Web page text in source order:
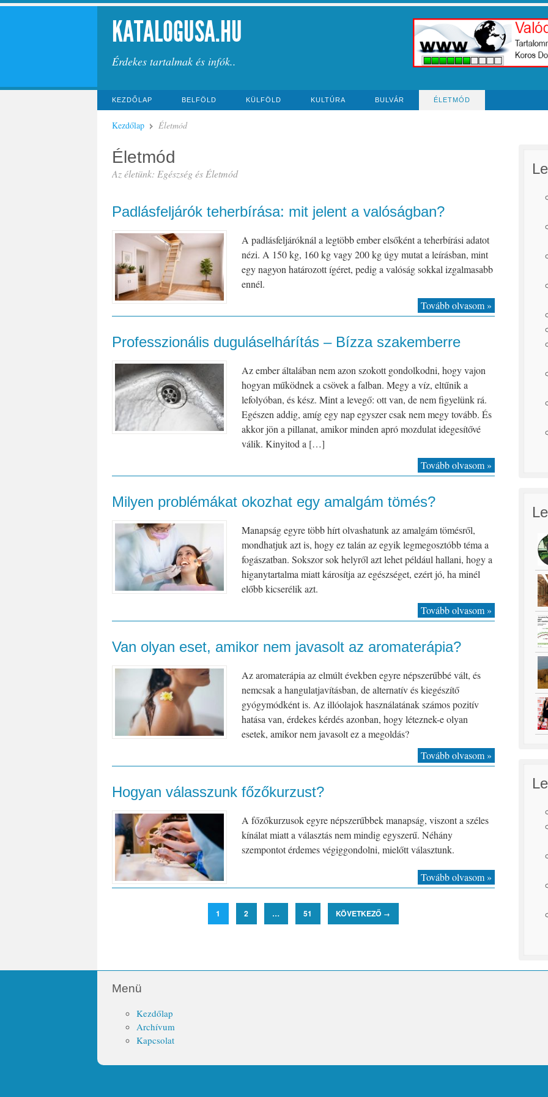
KATALOGUSA.HU
Érdekes tartalmak és infók..
KEZDŐLAP BELFÖLD KÜLFÖLD KULTÚRA BULVÁR ÉLETMÓD
Kezdőlap Életmód
Életmód
Az életünk: Egészség és Életmód
Padlásfeljárók teherbírása: mit jelent a valóságban?
A padlásfeljáróknál a legtöbb ember elsőként a teherbírási adatot
nézi. A 150 kg, 160 kg vagy 200 kg úgy mutat a leírásban, mint
egy nagyon határozott ígéret, pedig a valóság sokkal izgalmasabb
ennél.
Tovább olvasom »
Professzionális duguláselhárítás – Bízza szakemberre
Az ember általában nem azon szokott gondolkodni, hogy vajon
hogyan működnek a csövek a falban. Megy a víz, eltűnik a
lefolyóban, és kész. Mint a levegő: ott van, de nem figyelünk rá.
Egészen addig, amíg egy nap egyszer csak nem megy tovább. És
akkor jön a pillanat, amikor minden apró mozdulat idegesítővé
válik. Kinyitod a […]
Tovább olvasom »
Milyen problémákat okozhat egy amalgám tömés?
Manapság egyre több hírt olvashatunk az amalgám tömésről,
mondhatjuk azt is, hogy ez talán az egyik legmegosztóbb téma a
fogászatban. Sokszor sok helyről azt lehet például hallani, hogy a
higanytartalma miatt károsítja az egészséget, ezért jó, ha minél
előbb kicserélik azt.
Tovább olvasom »
Van olyan eset, amikor nem javasolt az aromaterápia?
Az aromaterápia az elmúlt években egyre népszerűbbé vált, és
nemcsak a hangulatjavításban, de alternatív és kiegészítő
gyógymódként is. Az illóolajok használatának számos pozitív
hatása van, érdekes kérdés azonban, hogy léteznek-e olyan
esetek, amikor nem javasolt ez a megoldás?
Tovább olvasom »
Hogyan válasszunk főzőkurzust?
A főzőkurzusok egyre népszerűbbek manapság, viszont a széles
kínálat miatt a választás nem mindig egyszerű. Néhány
szempontot érdemes végiggondolni, mielőtt választunk.
Tovább olvasom »
1 2 … 51 KÖVETKEZŐ →
Menü
Kezdőlap
Archívum
Kapcsolat